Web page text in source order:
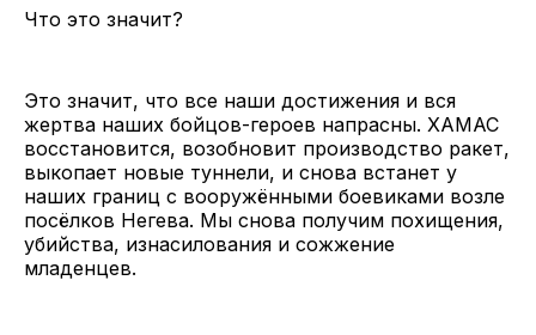
Что это значит?
Это значит, что все наши достижения и вся
жертва наших бойцов-героев напрасны. ХАМАС
восстановится, возобновит производство ракет,
выкопает новые туннели, и снова встанет у
наших границ с вооружёнными боевиками возле
посёлков Негева. Мы снова получим похищения,
убийства, изнасилования и сожжение
младенцев.